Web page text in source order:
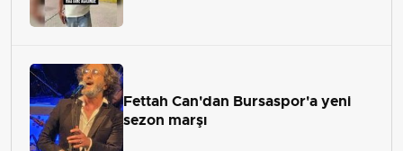
Fettah Can'dan Bursaspor'a yeni
sezon marşı